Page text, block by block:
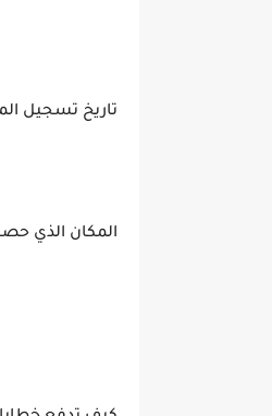
تاريخ تسجيل
المكان الذي